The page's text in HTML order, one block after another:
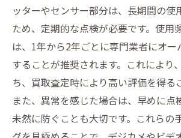
ッターやセンサー部分は、長期間の使
ため、定期的な点検が必要です。使用
は、1年から2年ごとに専門業者にオ
することが推奨されます。これにより
ち、買取査定時により高い評価を得る
また、異常を感じた場合は、早めに点
未然に防ぐことも大切です。これらの